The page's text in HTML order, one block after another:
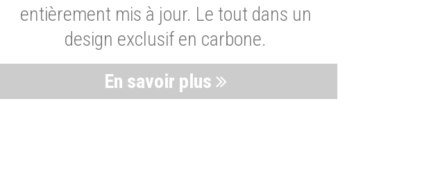
entièrement mis à jour. Le tout dans un
design exclusif en carbone.
En savoir plus